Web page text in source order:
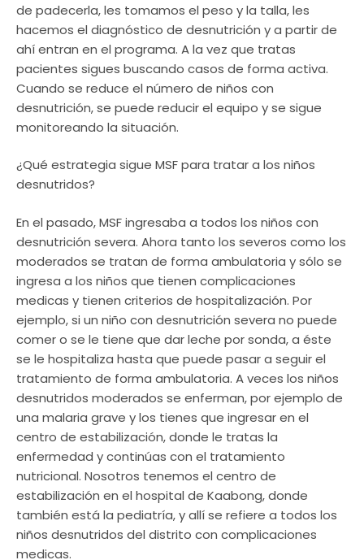
de padecerla, les tomamos el peso y la talla, les
hacemos el diagnóstico de desnutrición y a partir de
ahí entran en el programa. A la vez que tratas
pacientes sigues buscando casos de forma activa.
Cuando se reduce el número de niños con
desnutrición, se puede reducir el equipo y se sigue
monitoreando la situación.
¿Qué estrategia sigue MSF para tratar a los niños
desnutridos?
En el pasado, MSF ingresaba a todos los niños con
desnutrición severa. Ahora tanto los severos como los
moderados se tratan de forma ambulatoria y sólo se
ingresa a los niños que tienen complicaciones
medicas y tienen criterios de hospitalización. Por
ejemplo, si un niño con desnutrición severa no puede
comer o se le tiene que dar leche por sonda, a éste
se le hospitaliza hasta que puede pasar a seguir el
tratamiento de forma ambulatoria. A veces los niños
desnutridos moderados se enferman, por ejemplo de
una malaria grave y los tienes que ingresar en el
centro de estabilización, donde le tratas la
enfermedad y continúas con el tratamiento
nutricional. Nosotros tenemos el centro de
estabilización en el hospital de Kaabong, donde
también está la pediatría, y allí se refiere a todos los
niños desnutridos del distrito con complicaciones
medicas.